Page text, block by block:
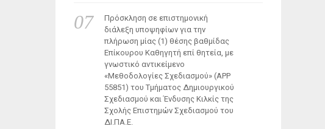
Πρόσκληση σε επιστημονική
διάλεξη υποψηφίων για την
πλήρωση μίας (1) θέσης βαθμίδας
Επίκουρου Καθηγητή επί θητεία, με
γνωστικό αντικείμενο
«Μεθοδολογίες Σχεδιασμού» (ΑΡΡ
55851) του Τμήματος Δημιουργικού
Σχεδιασμού και Ένδυσης Κιλκίς της
Σχολής Επιστημών Σχεδιασμού του
ΔΙ.ΠΑ.Ε.